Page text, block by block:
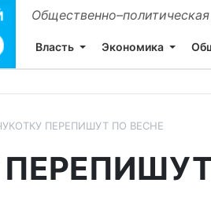
Власть Экономика
ПЕРЕПИШУТ ПО ВЕСНЕ